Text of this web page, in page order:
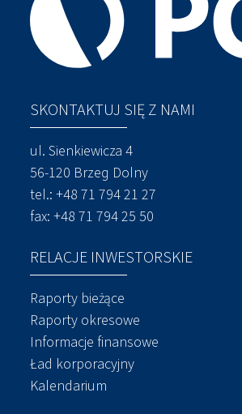
SKONTAKTUJ SIĘ Z NAMI
ul. Sienkiewicza 4
56-120 Brzeg Dolny
tel.:+48 71 794 21 27
fax: +48 71 794 25 50
RELACJE INWESTORSKIE
Raporty bieżące
Raporty okresowe
Informacje finansowe
Ład korporacyjny
Kalendarium